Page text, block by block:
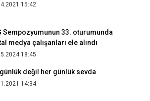
15:42
Sempozyumunun 33. oturumunda
medya çalışanları ele alındı
18:45
değil her günlük sevda
14:34